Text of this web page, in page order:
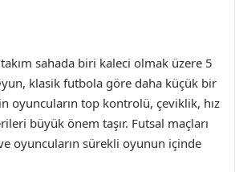
sahada biri kaleci olmak üzere 5
klasik futbola göre daha küçük bir
oyuncuların top kontrolü, çeviklik, hız
büyük önem taşır. Futsal maçları
oyuncuların sürekli oyunun içinde